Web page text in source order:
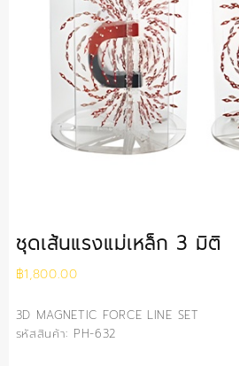
ชุดเส้นแรงแม่เหล็ก 3 มิติ
฿1,800.00
3D MAGNETIC FORCE LINE SET
รหัสสินค้า: PH-632